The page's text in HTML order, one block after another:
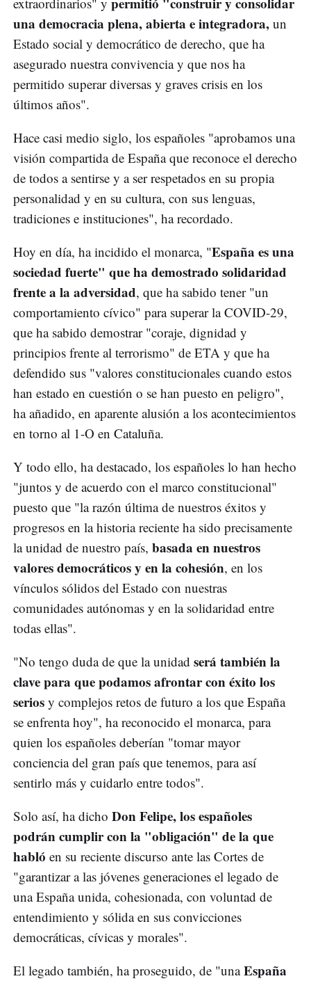
una democracia plena, abierta e integradora, un
Estado social y democrático de derecho, que ha
asegurado nuestra convivencia y que nos ha
permitido superar diversas y graves crisis en los
últimos años".
Hace casi medio siglo, los españoles "aprobamos una
visión compartida de España que reconoce el derecho
de todos a sentirse y a ser respetados en su propia
personalidad y en su cultura, con sus lenguas,
tradiciones e instituciones", ha recordado.
Hoy en día, ha incidido el monarca, "España es una
sociedad fuerte" que ha demostrado solidaridad
frente a la adversidad, que ha sabido tener "un
comportamiento cívico" para superar la COVID-29,
que ha sabido demostrar "coraje, dignidad y
principios frente al terrorismo" de ETA y que ha
defendido sus "valores constitucionales cuando estos
han estado en cuestión o se han puesto en peligro",
ha añadido, en aparente alusión a los acontecimientos
en torno al 1-O en Cataluña.
Y todo ello, ha destacado, los españoles lo han hecho
"juntos y de acuerdo con el marco constitucional"
puesto que "la razón última de nuestros éxitos y
progresos en la historia reciente ha sido precisamente
la unidad de nuestro país, basada en nuestros
valores democráticos y en la cohesión, en los
vínculos sólidos del Estado con nuestras
comunidades autónomas y en la solidaridad entre
todas ellas".
"No tengo duda de que la unidad será también la
clave para que podamos afrontar con éxito los
serios y complejos retos de futuro a los que España
se enfrenta hoy", ha reconocido el monarca, para
quien los españoles deberían "tomar mayor
conciencia del gran país que tenemos, para así
sentirlo más y cuidarlo entre todos".
Solo así, ha dicho Don Felipe, los españoles
podrán cumplir con la "obligación" de la que
habló en su reciente discurso ante las Cortes de
"garantizar a las jóvenes generaciones el legado de
una España unida, cohesionada, con voluntad de
entendimiento y sólida en sus convicciones
democráticas, cívicas y morales".
El legado también, ha proseguido, de "unaEspaña